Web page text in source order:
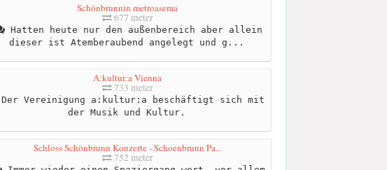
Schönbrunnin metroasema
677 meter
Hatten heute nur den außenbereich aber allein
dieser ist Atemberaubend angelegt und g...
A:kultur:a Vienna
733 meter
Der Vereinigung a:kultur:a beschäftigt sich mit
der Musik und Kultur.
Schloss Schönbrunn Konzerte - Schoenbrunn Pa...
752 meter